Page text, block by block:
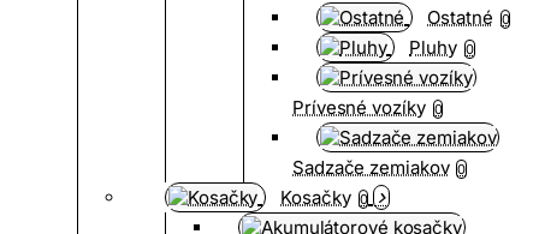
Ostatné 0
Pluhy 0
Prívesné vozíky 0
Sadzače zemiakov 0
Kosačky 0